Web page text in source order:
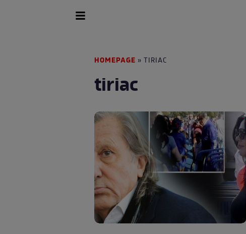
HOMEPAGE » TIRIAC
tiriac